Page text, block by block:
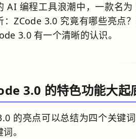
AI 编程工具浪潮中，一款名为
：ZCode 3.0 究竟有哪些亮点
3.0 有一个清晰的认识。
3.0 的特色功能大起
的亮点可以总结为四个关键
。